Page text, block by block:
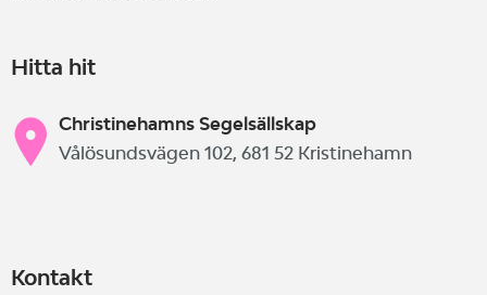
Hitta hit
Christinehamns Segelsällskap
Vålösundsvägen 102, 681 52 Kristinehamn
Kontakt